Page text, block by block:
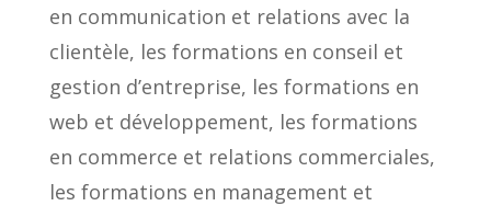
en communication et relations avec la
clientèle, les formations en conseil et
gestion d’entreprise, les formations en
web et développement, les formations
en commerce et relations commerciales,
les formations en management et